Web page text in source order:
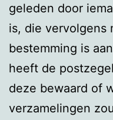
geleden door
is, die vervolgens
bestemming is
heeft de
deze bewaard of
verzamelingen